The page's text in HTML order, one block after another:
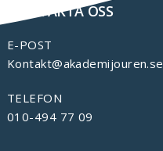
KONTAKTA OSS
E-POST
Kontakt@akademijouren.se
TELEFON
010-494 77 09